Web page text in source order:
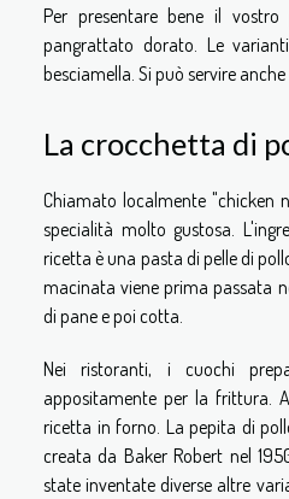
Per presentare bene il
pangrattato dorato. Le
besciamella. Si può servire
La crocchetta di
Chiamato localmente "chicken
specialità molto gustosa.
ricetta è una pasta di pelle di
macinata viene prima passata
di pane e poi cotta.
Nei ristoranti, i cuochi
appositamente per la frittura.
ricetta in forno. La pepita di
creata da Baker Robert nel
state inventate diverse altre